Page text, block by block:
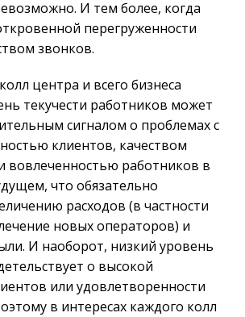
И тем более, когда
перегруженности
звонков.
центра и всего бизнеса
текучести работников может
сигналом о проблемах с
клиентов, качеством
вовлеченностью работников в
что обязательно
расходов (в частности
новых операторов) и
И наоборот, низкий уровень
о высокой
или удовлетворенности
в интересах каждого колл